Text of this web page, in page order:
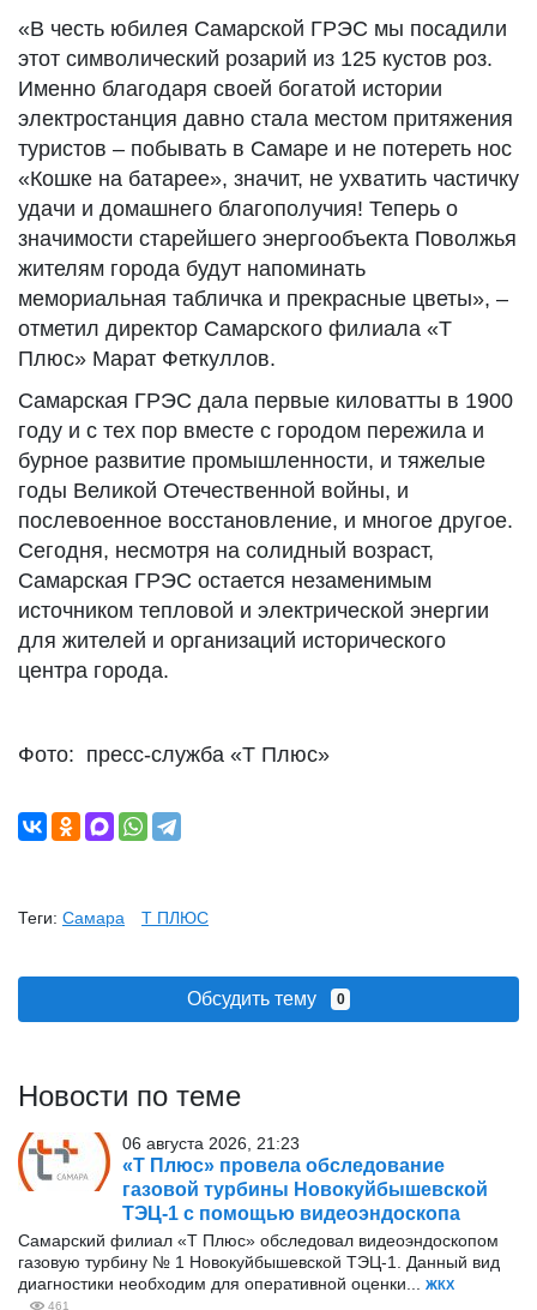
«В честь юбилея Самарской ГРЭС мы посадили
этот символический розарий из 125 кустов роз.
Именно благодаря своей богатой истории
электростанция давно стала местом притяжения
туристов – побывать в Самаре и не потереть нос
«Кошке на батарее», значит, не ухватить частичку
удачи и домашнего благополучия! Теперь о
значимости старейшего энергообъекта Поволжья
жителям города будут напоминать
мемориальная табличка и прекрасные цветы», –
отметил директор Самарского филиала «Т
Плюс» Марат Феткуллов.
Самарская ГРЭС дала первые киловатты в 1900
году и с тех пор вместе с городом пережила и
бурное развитие промышленности, и тяжелые
годы Великой Отечественной войны, и
послевоенное восстановление, и многое другое.
Сегодня, несмотря на солидный возраст,
Самарская ГРЭС остается незаменимым
источником тепловой и электрической энергии
для жителей и организаций исторического
центра города.
Фото: пресс-служба «Т Плюс»
Теги: Самара Т ПЛЮС
Обсудить тему 0
Новости по теме
06 августа 2026, 21:23
«Т Плюс» провела обследование
газовой турбины Новокуйбышевской
ТЭЦ-1 с помощью видеоэндоскопа
Самарский филиал «Т Плюс» обследовал видеоэндоскопом
газовую турбину № 1 Новокуйбышевской ТЭЦ-1. Данный вид
диагностики необходим для оперативной оценки...
ЖКХ
461